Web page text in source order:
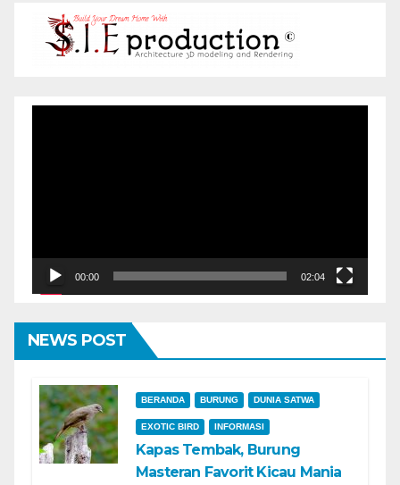
00:00 02:04
NEWS POST
BERANDA BURUNG DUNIA SATWA
EXOTIC BIRD INFORMASI
Kapas Tembak, Burung
Masteran Favorit Kicau Mania